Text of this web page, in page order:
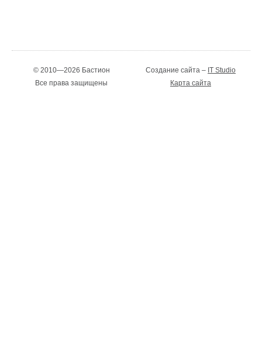
Создание сайта – IT Studio
Карта сайта
© 2010—2026 Бастион
Все права защищены